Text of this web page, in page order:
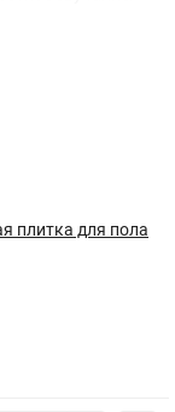
плитка для пола